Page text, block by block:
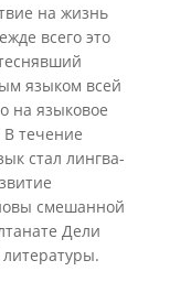
на жизнь
всего это
языком всей
на языковое
течение
стал лингва-
смешанной
Дели